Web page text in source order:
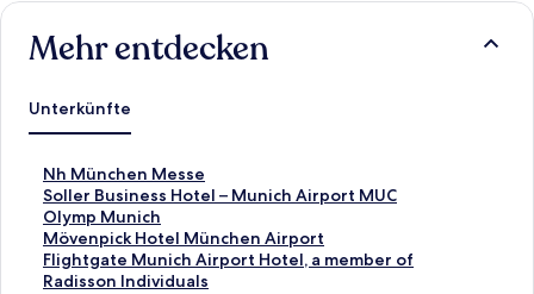
Mehr entdecken
Unterkünfte
Nh München Messe
L
i
n
k
,
d
Soller Business Hotel – Munich Airport MUC
L
i
n
k
,
Olymp Munich
L
i
n
k
Mövenpick Hotel München Airport
L
i
n
Flightgate Munich Airport Hotel, a member of
Radisson Individuals
L
i